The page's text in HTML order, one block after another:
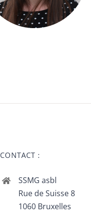
CONTACT :
SSMG asbl
Rue de Suisse 8
1060 Bruxelles